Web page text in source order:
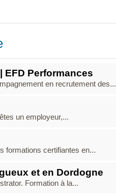
Performances
en recrutement des...
un employeur,...
formations certifiantes en...
et en Dordogne
Formation à la...